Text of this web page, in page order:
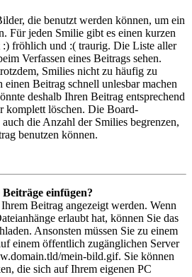
die benutzt werden können, um ein
Für jeden Smilie gibt es einen kurzen
:) fröhlich und :( traurig. Die Liste aller
Verfassen eines Beitrags sehen.
Smilies nicht zu häufig zu
einen Beitrag schnell unlesbar machen
deshalb Ihren Beitrag entsprechend
komplett löschen. Die Board-
die Anzahl der Smilies begrenzen,
benutzen können.
einfügen?
Beitrag angezeigt werden. Wenn
erlaubt hat, können Sie das
Ansonsten müssen Sie zu einem
einem öffentlich zugänglichen Server
mein-bild.gif. Sie können
die sich auf Ihrem eigenen PC